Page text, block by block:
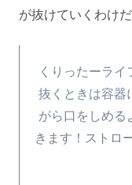
が抜けていくわけだ
くりったーラ
抜くときは容器
がら口をしめる
きます！ストロ